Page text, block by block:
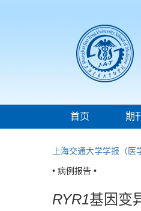
首页 期
上海交通大学学报（医
• 病例报告 •
RYR1基因变